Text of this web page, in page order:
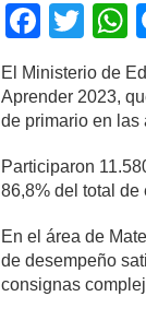
F
a
c
e
b
o
o
k
T
wi
tt
er
h
s
p
p
El Ministerio de
Aprender 2023,
de primario en las
Participaron
86,8% del total de
En el área de
de desempeño
consignas